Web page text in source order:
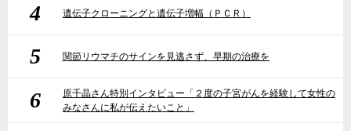
4 遺伝子クローニングと遺伝子増幅（ＰＣＲ）
5 関節リウマチのサインを見逃さず、早期の治療を
6
原千晶さん特別インタビュー「２度の子宮がんを経験して女性の
みなさんに私が伝えたいこと」